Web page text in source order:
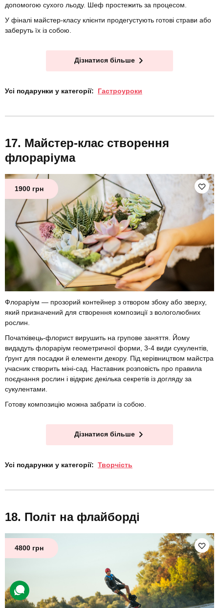
допомогою сухого льоду. Шеф простежить за процесом.
У фіналі майстер-класу клієнти продегустують готові страви або
заберуть їх із собою.
Дізнатися більше
Усі подарунки у категорії: Гастроуроки
Майстер-клас створення
флораріума
1900 грн
Флораріум — прозорий контейнер з отвором збоку або зверху,
який призначений для створення композиції з вологолюбних
рослин.
Початківець-флорист вирушить на групове заняття. Йому
видадуть флораріум геометричної форми, 3-4 види сукулентів,
ґрунт для посадки й елементи декору. Під керівництвом майстра
учасник створить міні-сад. Наставник розповість про правила
поєднання рослин і відкриє декілька секретів із догляду за
сукулентами.
Готову композицію можна забрати із собою.
Дізнатися більше
Усі подарунки у категорії: Творчість
Політ на флайборді
4800 грн